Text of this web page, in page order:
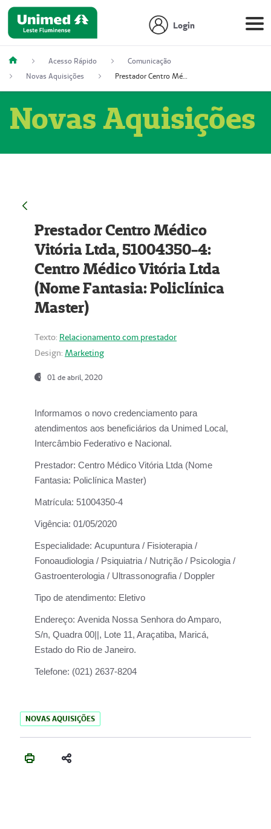
Login
Acesso Rápido
Comunicação
Novas Aquisições
Prestador Centro Médico Vitória Ltda, 51004350-4: Centro Médico Vitória Ltda (Nome Fantasia: Policlínica Master)
Novas Aquisições
Prestador Centro Médico
Vitória Ltda, 51004350-4:
Centro Médico Vitória Ltda
(Nome Fantasia: Policlínica
Master)
Texto: Relacionamento com prestador
Design: Marketing
01 de abril, 2020
Informamos o novo credenciamento para
atendimentos aos beneficiários da Unimed Local,
Intercâmbio Federativo e Nacional.
Prestador: Centro Médico Vitória Ltda (Nome
Fantasia: Policlínica Master)
Matrícula: 51004350-4
Vigência: 01/05/2020
Especialidade: Acupuntura / Fisioterapia /
Fonoaudiologia / Psiquiatria / Nutrição / Psicologia /
Gastroenterologia / Ultrassonografia / Doppler
Tipo de atendimento: Eletivo
Endereço: Avenida Nossa Senhora do Amparo,
S/n, Quadra 00||, Lote 11, Araçatiba, Maricá,
Estado do Rio de Janeiro.
Telefone: (021) 2637-8204
NOVAS AQUISIÇÕES